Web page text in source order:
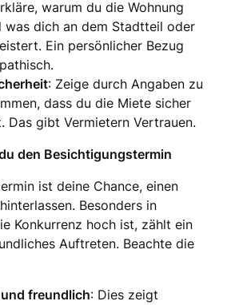
warum du die Wohnung
was dich an dem Stadtteil oder
Ein persönlicher Bezug
: Zeige durch Angaben zu
dass du die Miete sicher
Das gibt Vermietern Vertrauen.
den Besichtigungstermin
ist deine Chance, einen
Besonders in
Konkurrenz hoch ist, zählt ein
Auftreten. Beachte die
freundlich: Dies zeigt